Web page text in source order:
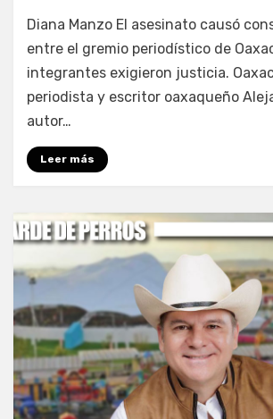
Fernando Miranda Servín
Diana Manzo El asesinato causó
entre el gremio periodístico de
integrantes exigieron justicia.
periodista y escritor oaxaqueño
autor…
Leer más